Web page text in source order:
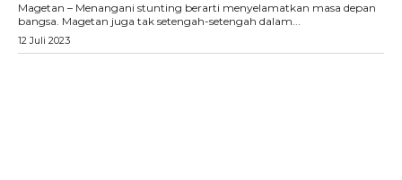
Magetan – Menangani stunting berarti menyelamatkan masa depan
bangsa. Magetan juga tak setengah-setengah dalam...
12 Juli 2023